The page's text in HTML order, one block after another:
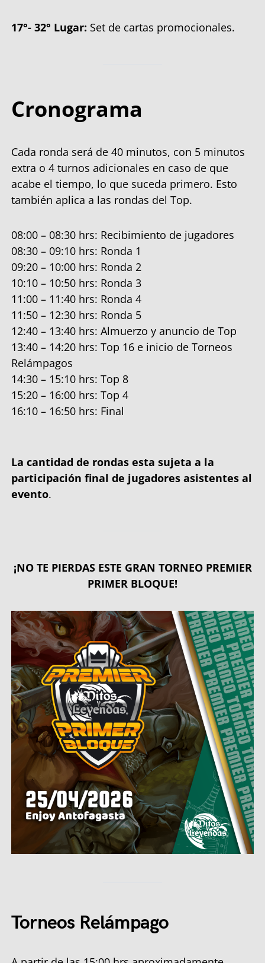
17°- 32° Lugar: Set de cartas promocionales.
Cronograma
Cada ronda será de 40 minutos, con 5 minutos
extra o 4 turnos adicionales en caso de que
acabe el tiempo, lo que suceda primero. Esto
también aplica a las rondas del Top.
08:00 – 08:30 hrs: Recibimiento de jugadores
08:30 – 09:10 hrs: Ronda 1
09:20 – 10:00 hrs: Ronda 2
10:10 – 10:50 hrs: Ronda 3
11:00 – 11:40 hrs: Ronda 4
11:50 – 12:30 hrs: Ronda 5
12:40 – 13:40 hrs: Almuerzo y anuncio de Top
13:40 – 14:20 hrs: Top 16 e inicio de Torneos
Relámpagos
14:30 – 15:10 hrs: Top 8
15:20 – 16:00 hrs: Top 4
16:10 – 16:50 hrs: Final
La cantidad de rondas esta sujeta a la
participación final de jugadores asistentes al
evento.
¡NO TE PIERDAS ESTE GRAN TORNEO PREMIER
PRIMER BLOQUE!
Torneos Relámpago